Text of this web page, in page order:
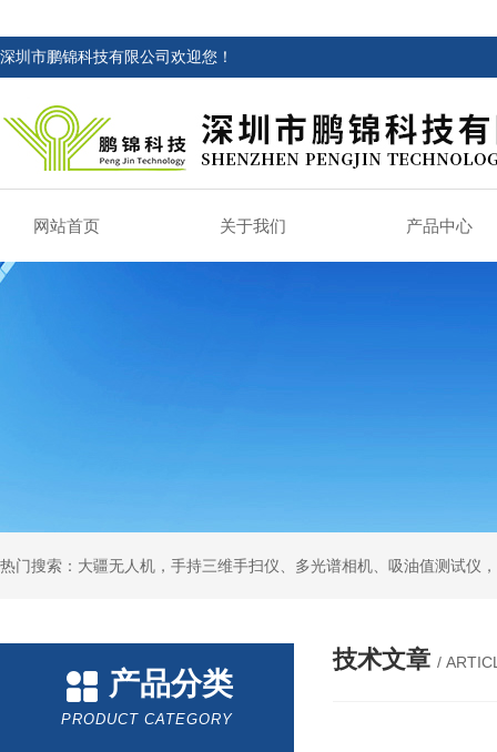
深圳市鹏锦科技有限公司欢迎您！
网站首页 关于我们 产品中心
热门搜索：大疆无人机，手持三维手扫仪、多光谱相机、吸油值测试仪
产品分类
PRODUCT CATEGORY
技术文章 /